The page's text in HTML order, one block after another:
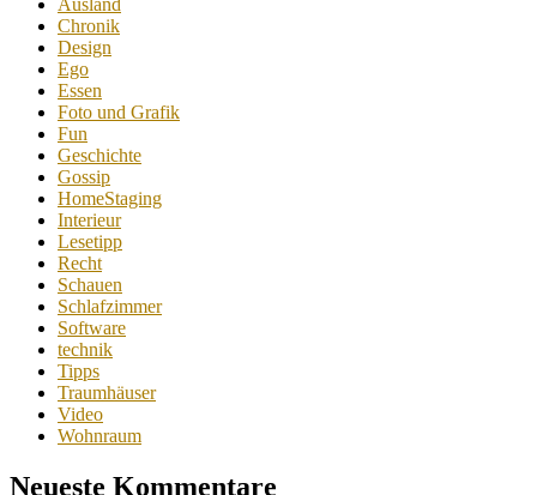
Chronik
Design
Ego
Essen
Foto und Grafik
Fun
Geschichte
Gossip
HomeStaging
Interieur
Lesetipp
Recht
Schauen
Schlafzimmer
Software
technik
Tipps
Traumhäuser
Video
Wohnraum
Neueste Kommentare